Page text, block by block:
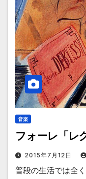
音楽
フォーレ「レ
2015年7月12日
普段の生活では全